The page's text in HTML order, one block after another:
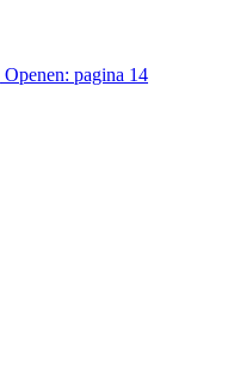
Openen: pagina 14